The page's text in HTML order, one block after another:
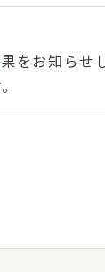
をお知らせ